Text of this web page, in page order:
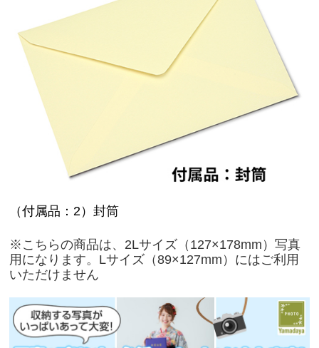
（付属品：2）封筒
※こちらの商品は、2Lサイズ（127×178mm）写真
用になります。Lサイズ（89×127mm）にはご利用
いただけません